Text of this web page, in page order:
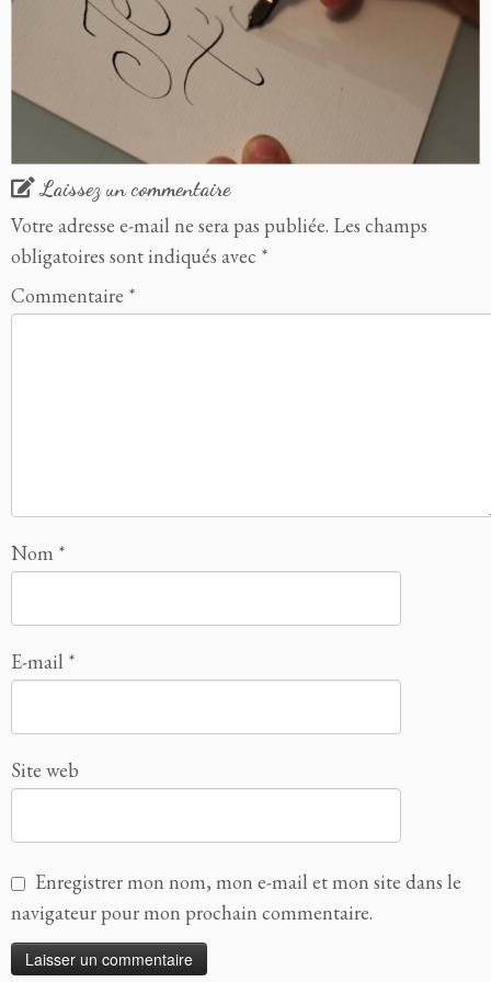
Laissez un commentaire
Votre adresse e-mail ne sera pas publiée. Les champs
obligatoires sont indiqués avec *
Commentaire *
Nom *
E-mail *
Site web
Enregistrer mon nom, mon e-mail et mon site dans le
navigateur pour mon prochain commentaire.